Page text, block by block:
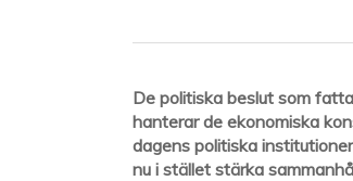
De politiska beslut som
hanterar de ekonomiska
dagens politiska
nu i stället stärka